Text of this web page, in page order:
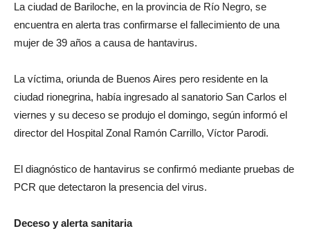
La ciudad de Bariloche, en la provincia de Río Negro, se
encuentra en alerta tras confirmarse el fallecimiento de una
mujer de 39 años a causa de hantavirus.
La víctima, oriunda de Buenos Aires pero residente en la
ciudad rionegrina, había ingresado al sanatorio San Carlos el
viernes y su deceso se produjo el domingo, según informó el
director del Hospital Zonal Ramón Carrillo, Víctor Parodi.
El diagnóstico de hantavirus se confirmó mediante pruebas de
PCR que detectaron la presencia del virus.
Deceso y alerta sanitaria